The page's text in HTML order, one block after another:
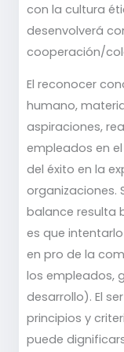
con la cultura
desenvolverá
cooperación/
El reconocer
humano,
aspiraciones,
empleados en
del éxito en la
organizaciones.
balance resulta
es que
en pro de la
los empleados,
desarrollo). El
principios y
puede